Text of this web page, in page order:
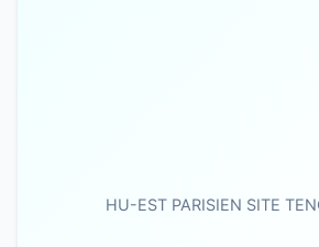
HU-EST PARISIEN SITE